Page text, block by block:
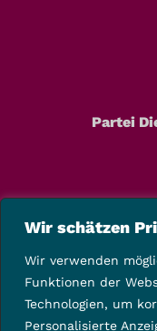
Wir schätzen
Wir verwenden
Funktionen der
Technologien, um
Personalisierte
Partei